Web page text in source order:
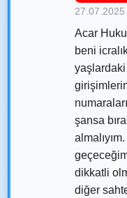
27.07.2025
Acar
beni
yaşlardaki
şansa
dikkatli
diğer